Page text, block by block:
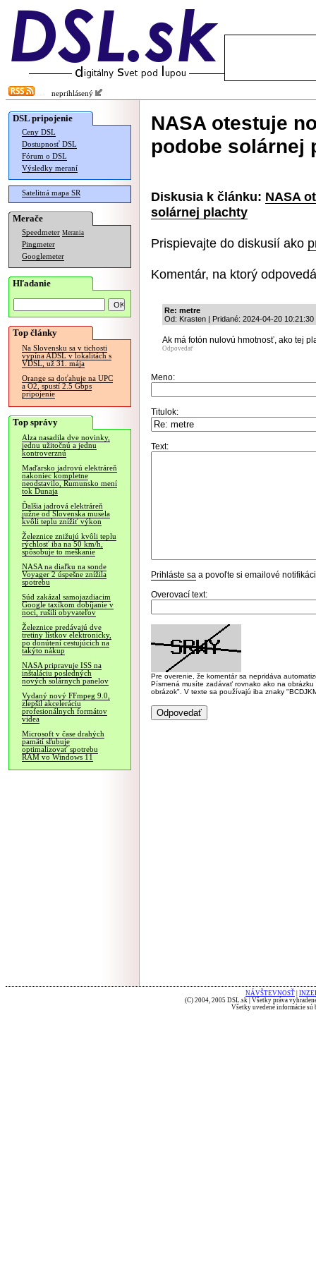
neprihlásený
DSL pripojenie
Ceny DSL
Dostupnosť DSL
Fórum o DSL
Výsledky meraní
Satelitná mapa SR
Merače
Speedmeter Merania
Pingmeter
Googlemeter
Hľadanie
Top články
Na Slovensku sa v tichosti
vypína ADSL v lokalitách s
VDSL, už 31. mája
Orange sa doťahuje na UPC
a O2, spustí 2.5 Gbps
pripojenie
Top správy
Alza nasadila dve novinky,
jednu užitočnú a jednu
kontroverznú
Maďarsko jadrovú elektráreň
nakoniec kompletne
neodstavilo, Rumunsko mení
tok Dunaja
Ďalšia jadrová elektráreň
južne od Slovenska musela
kvôli teplu znížiť výkon
Železnice znižujú kvôli teplu
rýchlosť iba na 50 km/h,
spôsobuje to meškanie
NASA na diaľku na sonde
Voyager 2 úspešne znížila
spotrebu
Súd zakázal samojazdiacim
Google taxíkom dobíjanie v
noci, rušili obyvateľov
Železnice predávajú dve
tretiny lístkov elektronicky,
po donútení cestujúcich na
takýto nákup
NASA pripravuje ISS na
inštaláciu posledných
nových solárnych panelov
Vydaný nový FFmpeg 9.0,
zlepšil akceleráciu
profesionálnych formátov
videa
Microsoft v čase drahých
pamätí sľubuje
optimalizovať spotrebu
RAM vo Windows 11
NASA otestuje
podobe solárnej
Diskusia k článku: NASA
solárnej plachty
Prispievajte do diskusií ako
Komentár, na ktorý
Re: metre
Od: Krasten | Pridané: 2024-04-20 10:21:30
Ak má fotón nulovú hmotnosť, ako tej
Odpovedať
Meno:
Titulok:
Text:
Prihláste sa a povoľte si emailové
Overovací text:
Pre overenie, že komentár sa nepridáva
Písmená musíte zadávať rovnako ako na
obrázok". V texte sa používajú iba znaky
NÁVŠTEVNOSŤ
(C) 2004, 2005 DSL.sk | Všetky práva
Všetky uvedené informácie sú